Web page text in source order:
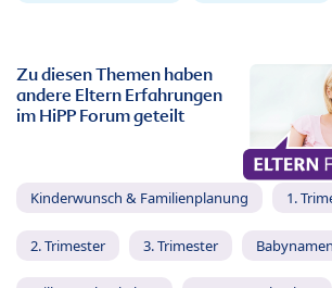
Zu diesen Themen haben
andere Eltern Erfahrungen
im HiPP Forum geteilt
Kinderwunsch & Familienplanung 1.
2. Trimester 3. Trimester Babynamen